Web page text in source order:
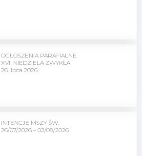
OGŁOSZENIA PARAFIALNE
XVII NIEDZIELA ZWYKŁA
26 lipca 2026
INTENCJE MSZY ŚW.
26/07/2026 – 02/08/2026